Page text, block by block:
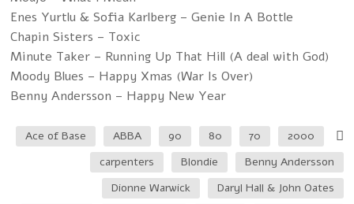
Enes Yurtlu & Sofia Karlberg – Genie In A Bottle
Chapin Sisters – Toxic
Minute Taker – Running Up That Hill (A deal with God)
Moody Blues – Happy Xmas (War Is Over)
Benny Andersson – Happy New Year
2000
70
80
90
ABBA
Ace of Base
Benny Andersson
Blondie
carpenters
Daryl Hall & John Oates
Dionne Warwick